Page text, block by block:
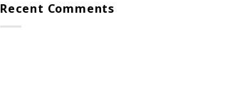
Recent Comments